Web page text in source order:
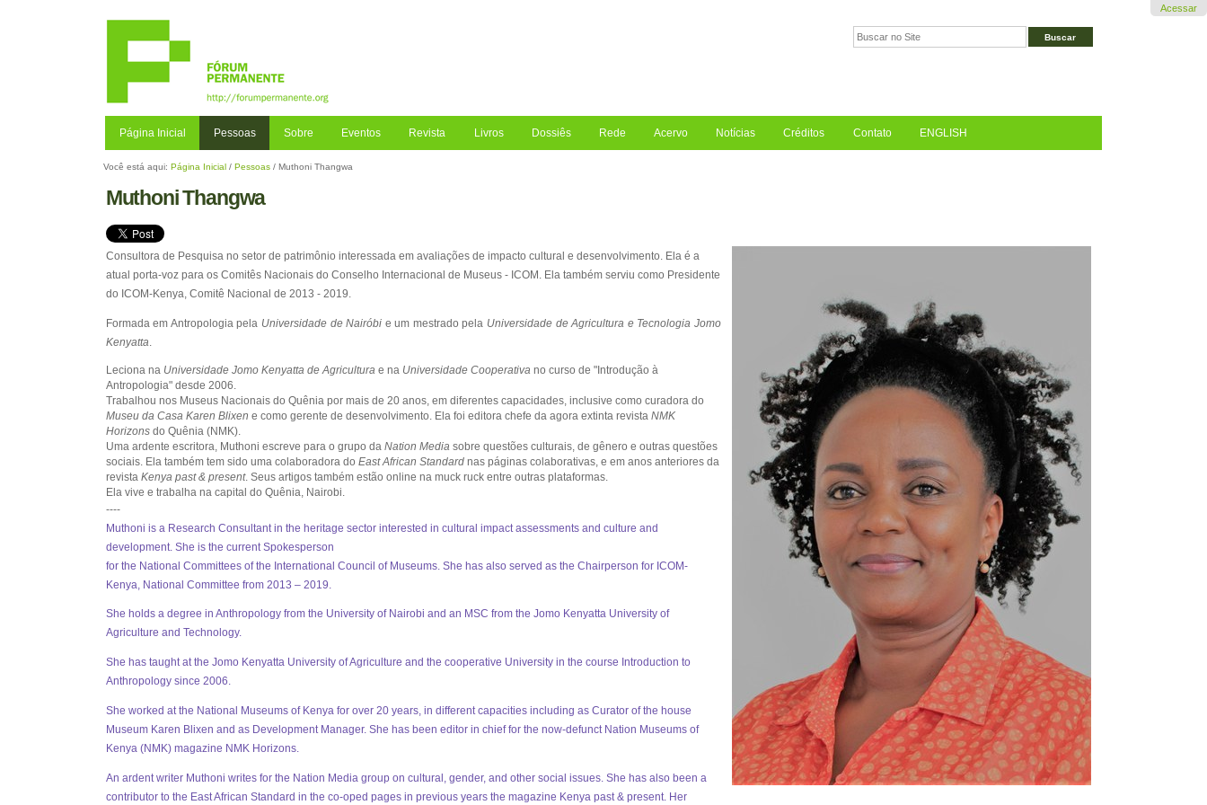
Acessar
Busca
Página Inicial Pessoas Sobre Eventos Revista Livros Dossiês Rede Acervo Notícias Créditos Contato ENGLISH
Você está aqui: Página Inicial / Pessoas / Muthoni Thangwa
Muthoni Thangwa
Consultora de Pesquisa no setor de patrimônio interessada em avaliações de impacto cultural e desenvolvimento. Ela é a
atual porta-voz para os Comitês Nacionais do Conselho Internacional de Museus - ICOM. Ela também serviu como Presidente
do ICOM-Kenya, Comitê Nacional de 2013 - 2019.
Formada em Antropologia pela Universidade de Nairóbi e um mestrado pela Universidade de Agricultura e Tecnologia Jomo
Kenyatta
Leciona na Universidade Jomo Kenyatta de Agricultura e na Universidade Cooperativa no curso de "Introdução à
Antropologia" desde 2006.
Trabalhou nos Museus Nacionais do Quênia por mais de 20 anos, em diferentes capacidades, inclusive como curadora do
Museu da Casa Karen Blixen e como gerente de desenvolvimento. Ela foi editora chefe da agora extinta revista NMK
Horizonsdo Quênia (NMK).
Uma ardente escritora, Muthoni escreve para o grupo da Nation Media sobre questões culturais, de gênero e outras questões
sociais. Ela também tem sido uma colaboradora do East African Standardnas páginas colaborativas, e em anos anteriores da
revista Kenya past & present. Seus artigos também estão online na muck ruck entre outras plataformas.
Ela vive e trabalha na capital do Quênia, Nairobi.
----
Muthoni is a Research Consultant in the heritage sector interested in cultural impact assessments and culture and
development. She is the current Spokesperson
for the National Committees of the International Council of Museums. She has also served as the Chairperson for ICOM-
Kenya, National Committee from 2013 – 2019.
She holds a degree in Anthropology from the University of Nairobi and an MSC from the Jomo Kenyatta University of
Agriculture and Technology.
She has taught at the Jomo Kenyatta University of Agriculture and the cooperative University in the course Introduction to
Anthropology since 2006.
She worked at the National Museums of Kenya for over 20 years, in different capacities including as Curator of the house
Museum Karen Blixen and as Development Manager. She has been editor in chief for the now-defunct Nation Museums of
Kenya (NMK) magazine NMK Horizons.
An ardent writer Muthoni writes for the Nation Media group on cultural, gender, and other social issues. She has also been a
contributor to the East African Standard in the co-oped pages in previous years the magazine Kenya past & present. Her